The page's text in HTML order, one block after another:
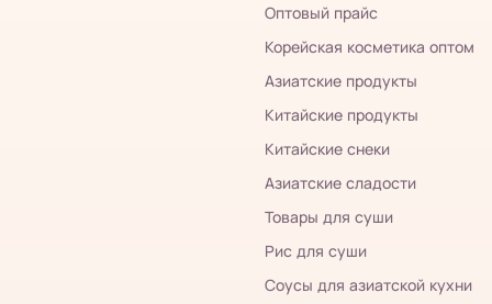
Оптовый прайс
Корейская косметика оптом
Азиатские продукты
Китайские продукты
Китайские снеки
Азиатские сладости
Товары для суши
Рис для суши
Соусы для азиатской кухни